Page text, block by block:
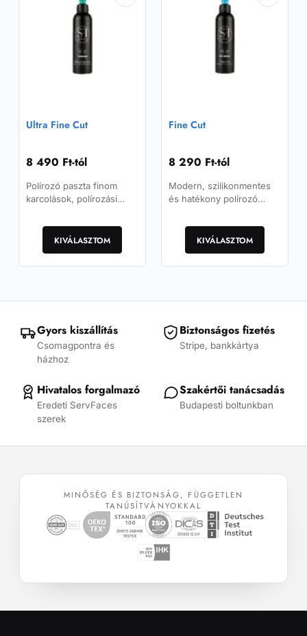
termékoldalon
választhatók
Ultra Fine Cut
8 490 Ft-tól
Polírozó paszta finom
karcolások, polírozási
P6000 csiszolási
maradványok
eltávolítására.
KIVÁLASZTOM
Ennek
terméknek
több
változatok
a
termékoldalon
választhatók
Fine Cut
8 290 Ft-tól
Modern, szilikonmentes
és hatékony polírozó
felújítja a enyhén karcos
festékrétegeket.
KIVÁLASZTOM
Ennek
terméknek
több
változatok
a
termékoldalon
Gyors kiszállítás
Csomagpontra és
házhoz
Biztonságos fizetés
Stripe, bankkártya
Hivatalos forgalmazó
Eredeti ServFaces
szerek
Szakértői tanácsadás
Budapesti boltunkban
MINŐSÉG ÉS BIZTONSÁG, FÜGGETLEN
TANÚSÍTVÁNYOKKAL